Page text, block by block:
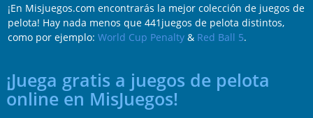
¡En Misjuegos.com encontrarás la mejor colección de juegos de
pelota! Hay nada menos que 441juegos de pelota distintos,
como por ejemplo: World Cup Penalty& Red Ball 5.
¡Juega gratis a juegos de pelota
online en MisJuegos!